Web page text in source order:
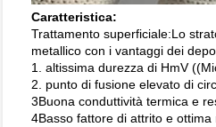
Caratteristica:
Trattamento superficiale:Lo
metallico con i vantaggi dei
1. altissima durezza di HmV
2. punto di fusione elevato di
3Buona conduttività termica e
4Basso fattore di attrito e ottima